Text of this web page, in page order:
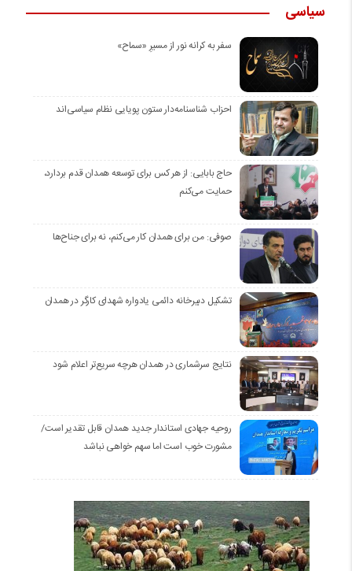
سیاسی
سفر به کرانه‌ نور از مسیرِ «سماح»
احزاب شناسنامه‌دار ستون پویایی نظام سیاسی‌اند
حاج بابایی: از هر کس برای توسعه همدان قدم بردارد،
حمایت می‌کنم
صوفی: من برای همدان کار می‌کنم، نه برای جناح‌ها
تشکیل دبیرخانه دائمی یادواره شهدای کارگر در همدان
نتایج سرشماری در همدان هرچه سریع‌تر اعلام شود
روحیه جهادی استاندار جدید همدان قابل تقدیر است/
مشورت خوب است اما سهم خواهی نباشد